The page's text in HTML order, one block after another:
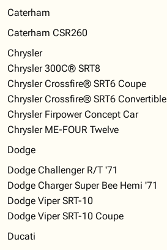
Caterham
Caterham CSR260
Chrysler
Chrysler 300C® SRT8
Chrysler Crossfire® SRT6 Coupe
Chrysler Crossfire® SRT6 Convertible
Chrysler Firpower Concept Car
Chrysler ME-FOUR Twelve
Dodge
Dodge Challenger R/T '71
Dodge Charger Super Bee Hemi '71
Dodge Viper SRT-10
Dodge Viper SRT-10 Coupe
Ducati